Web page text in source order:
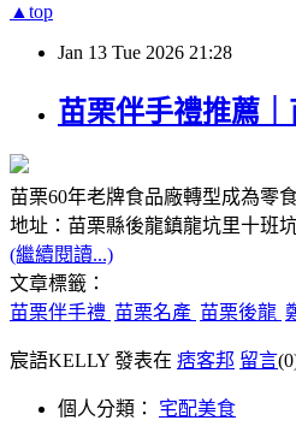
▲top
Jan 13 Tue 2026 21:28
苗栗伴手禮推薦
苗栗60年老牌食品廠轉型成為零
地址：苗栗縣後龍鎮龍坑里十班
(繼續閱讀...)
文章標籤：
苗栗伴手禮 苗栗名產 苗栗後龍
宸語KELLY 發表在 痞客邦 留言
個人分類： 宅配美食